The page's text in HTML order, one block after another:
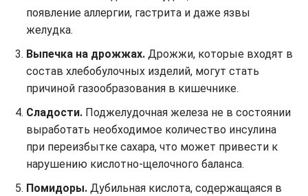
появление аллергии, гастрита и даже язвы
желудка.
Выпечка на дрожжах. Дрожжи, которые входят в
состав хлебобулочных изделий, могут стать
причиной газообразования в кишечнике.
Сладости. Поджелудочная железа не в состоянии
выработать необходимое количество инсулина
при переизбытке сахара, что может привести к
нарушению кислотно-щелочного баланса.
Помидоры. Дубильная кислота, содержащаяся в